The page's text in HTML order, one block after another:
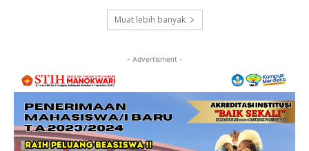
Muat lebih banyak
- Advertisment -